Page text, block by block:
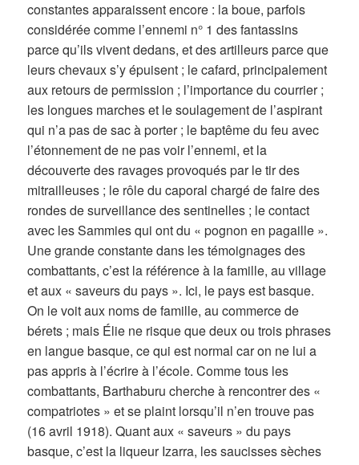
constantes apparaissent encore : la boue, parfois
considérée comme l’ennemi n° 1 des fantassins
parce qu’ils vivent dedans, et des artilleurs parce que
leurs chevaux s’y épuisent ; le cafard, principalement
aux retours de permission ; l’importance du courrier ;
les longues marches et le soulagement de l’aspirant
qui n’a pas de sac à porter ; le baptême du feu avec
l’étonnement de ne pas voir l’ennemi, et la
découverte des ravages provoqués par le tir des
mitrailleuses ; le rôle du caporal chargé de faire des
rondes de surveillance des sentinelles ; le contact
avec les Sammies qui ont du « pognon en pagaille ».
Une grande constante dans les témoignages des
combattants, c’est la référence à la famille, au village
et aux « saveurs du pays ». Ici, le pays est basque.
On le voit aux noms de famille, au commerce de
bérets ; mais Élie ne risque que deux ou trois phrases
en langue basque, ce qui est normal car on ne lui a
pas appris à l’écrire à l’école. Comme tous les
combattants, Barthaburu cherche à rencontrer des «
compatriotes » et se plaint lorsqu’il n’en trouve pas
(16 avril 1918). Quant aux « saveurs » du pays
basque, c’est la liqueur Izarra, les saucisses sèches